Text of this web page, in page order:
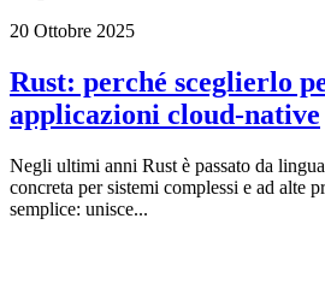
20 Ottobre 2025
Rust: perché sceglierlo
applicazioni cloud-native
Negli ultimi anni Rust è passato da
concreta per sistemi complessi e ad alte
semplice: unisce...